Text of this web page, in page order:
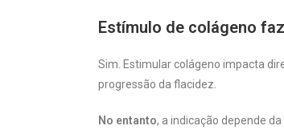
Estímulo de colágeno
Sim. Estimular colágeno impacta
progressão da flacidez.
No entanto, a indicação depende